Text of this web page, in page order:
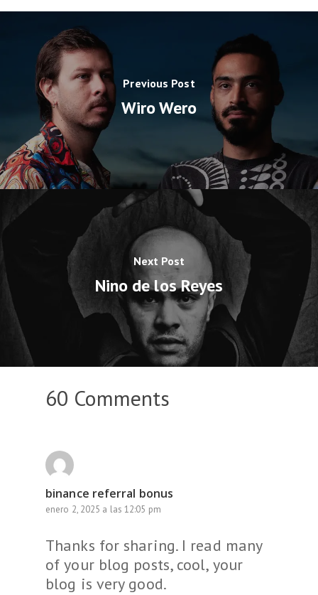
Previous Post
Wiro Wero
Next Post
Nino de los Reyes
60 Comments
binance referral bonus
enero 2, 2025 a las 12:05 pm
Thanks for sharing. I read many
of your blog posts, cool, your
blog is very good.